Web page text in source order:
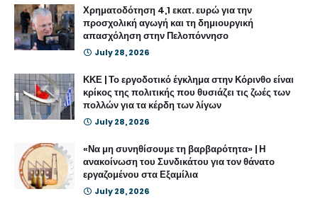
Χρηματοδότηση 4,1 εκατ. ευρώ για την
προσχολική αγωγή και τη δημιουργική
απασχόληση στην Πελοπόννησο
July 28, 2026
ΚΚΕ | Το εργοδοτικό έγκλημα στην Κόρινθο είναι
κρίκος της πολιτικής που θυσιάζει τις ζωές των
πολλών για τα κέρδη των λίγων
July 28, 2026
«Να μη συνηθίσουμε τη βαρβαρότητα» | Η
ανακοίνωση του Συνδικάτου για τον θάνατο
εργαζομένου στα Εξαμίλια
July 28, 2026